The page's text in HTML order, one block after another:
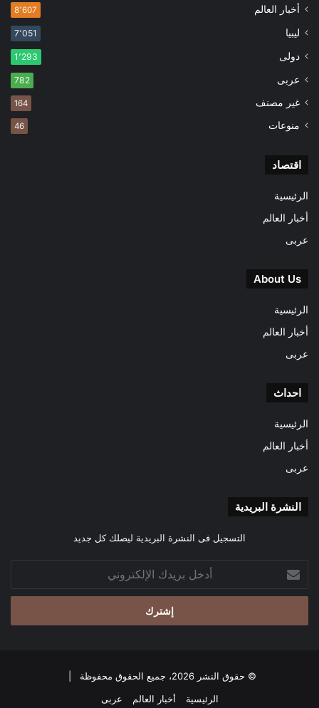
أخبار العالم 8٬607
ليبيا 7٬051
دولى 1٬293
عربى 782
غير مصنف 164
منوعات 46
اقتصاد
الرئيسية
أخبار العالم
عربى
About Us
الرئيسية
أخبار العالم
عربى
احداث
الرئيسية
أخبار العالم
عربى
النشرة البريدية
التسجيل فى النشرة البريدية ليصلك كل جديد
بريدك
الإلكتروني
© حقوق النشر 2026، جميع الحقوق محفوظة |
الرئيسية
أخبار العالم عربى